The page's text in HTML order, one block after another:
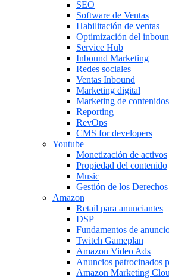
SEO
Software de Ventas
Habilitación de ventas
Optimización del
Service Hub
Inbound Marketing
Redes sociales
Ventas Inbound
Marketing digital
Marketing de contenidos
Reporting
RevOps
CMS for developers
Youtube
Monetización de activos
Propiedad del contenido
Music
Gestión de los
Amazon
Retail para anunciantes
DSP
Fundamentos de
Twitch Gameplan
Amazon Video Ads
Anuncios patrocinados
Amazon Marketing